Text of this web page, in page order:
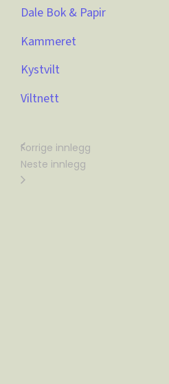
Dale Bok & Papir
Kammeret
Kystvilt
Viltnett
Forrige innlegg
Neste innlegg